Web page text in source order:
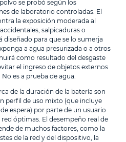
se probó según los
de laboratorio controladas. El
la exposición moderada al
salpicaduras o
diseñado para que se lo sumerja
a agua presurizada o a otros
como resultado del desgaste
el ingreso de objetos externos
es a prueba de agua.
de la duración de la batería son
perfil de uso mixto (que incluye
espera) por parte de un usuario
óptimas. El desempeño real de
de muchos factores, como la
de la red y del dispositivo, la